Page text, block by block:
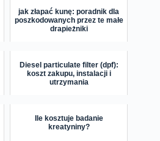
jak złapać kunę: poradnik dla
poszkodowanych przez te małe
drapieżniki
Diesel particulate filter (dpf):
koszt zakupu, instalacji i
utrzymania
Ile kosztuje badanie
kreatyniny?